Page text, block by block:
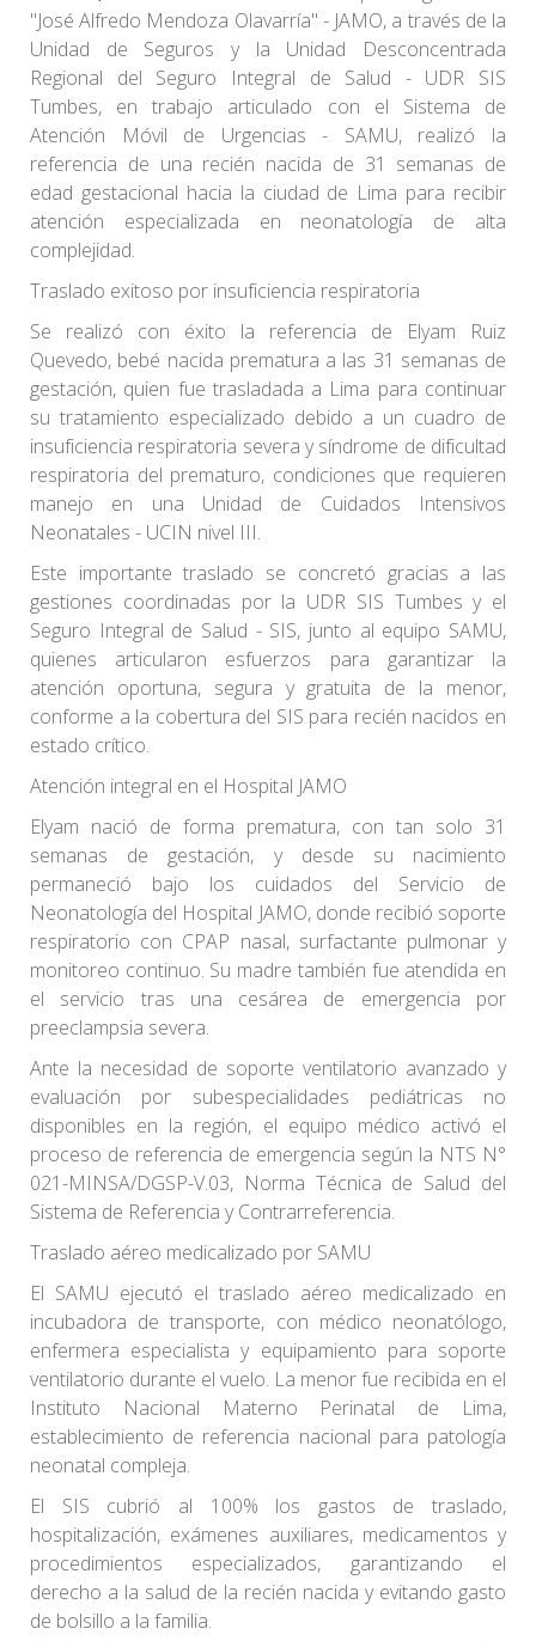
"José Alfredo Mendoza Olavarría" - JAMO, a través de la
Unidad de Seguros y la Unidad Desconcentrada
Regional del Seguro Integral de Salud - UDR SIS
Tumbes, en trabajo articulado con el Sistema de
Atención Móvil de Urgencias - SAMU, realizó la
referencia de una recién nacida de 31 semanas de
edad gestacional hacia la ciudad de Lima para recibir
atención especializada en neonatología de alta
complejidad.
Traslado exitoso por insuficiencia respiratoria
Se realizó con éxito la referencia de Elyam Ruiz
Quevedo, bebé nacida prematura a las 31 semanas de
gestación, quien fue trasladada a Lima para continuar
su tratamiento especializado debido a un cuadro de
insuficiencia respiratoria severa y síndrome de dificultad
respiratoria del prematuro, condiciones que requieren
manejo en una Unidad de Cuidados Intensivos
Neonatales - UCIN nivel III.
Este importante traslado se concretó gracias a las
gestiones coordinadas por la UDR SIS Tumbes y el
Seguro Integral de Salud - SIS, junto al equipo SAMU,
quienes articularon esfuerzos para garantizar la
atención oportuna, segura y gratuita de la menor,
conforme a la cobertura del SIS para recién nacidos en
estado crítico.
Atención integral en el Hospital JAMO
Elyam nació de forma prematura, con tan solo 31
semanas de gestación, y desde su nacimiento
permaneció bajo los cuidados del Servicio de
Neonatología del Hospital JAMO, donde recibió soporte
respiratorio con CPAP nasal, surfactante pulmonar y
monitoreo continuo. Su madre también fue atendida en
el servicio tras una cesárea de emergencia por
preeclampsia severa.
Ante la necesidad de soporte ventilatorio avanzado y
evaluación por subespecialidades pediátricas no
disponibles en la región, el equipo médico activó el
proceso de referencia de emergencia según la NTS N°
021-MINSA/DGSP-V.03, Norma Técnica de Salud del
Sistema de Referencia y Contrarreferencia.
Traslado aéreo medicalizado por SAMU
El SAMU ejecutó el traslado aéreo medicalizado en
incubadora de transporte, con médico neonatólogo,
enfermera especialista y equipamiento para soporte
ventilatorio durante el vuelo. La menor fue recibida en el
Instituto Nacional Materno Perinatal de Lima,
establecimiento de referencia nacional para patología
neonatal compleja.
El SIS cubrió al 100% los gastos de traslado,
hospitalización, exámenes auxiliares, medicamentos y
procedimientos especializados, garantizando el
derecho a la salud de la recién nacida y evitando gasto
de bolsillo a la familia.